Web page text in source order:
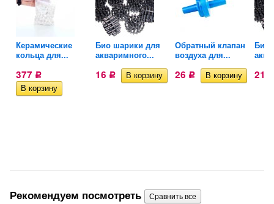
Керамические
кольца для...
377 Р
Био шарики для
акваримного...
16 Р
Обратный клапан
воздуха для...
26 Р
Био
21
Рекомендуем посмотреть